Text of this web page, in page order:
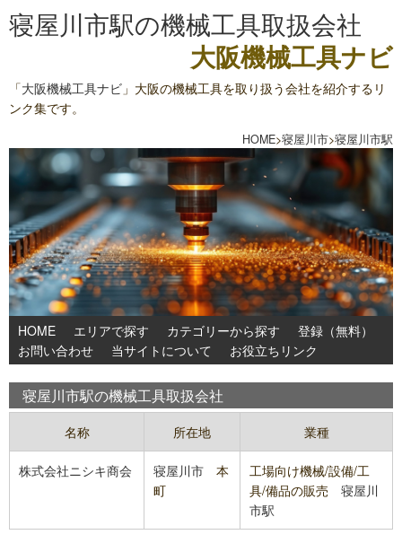
寝屋川市駅の機械工具取扱会社
大阪機械工具ナビ
「大阪機械工具ナビ 」大阪の機械工具を取り扱う会社を紹介するリ
ンク集です。
HOME>寝屋川市>寝屋川市駅
HOME エリアで探す カテゴリーから探す
登録（無料）
お問い合わせ
当サイトについて お役立ちリンク
寝屋川市駅の機械工具取扱会社
名称 所在地 業種
株式会社ニシキ商会 寝屋川市 本
町
工場向け機械/設備/工
具/備品の販売 寝屋川
市駅